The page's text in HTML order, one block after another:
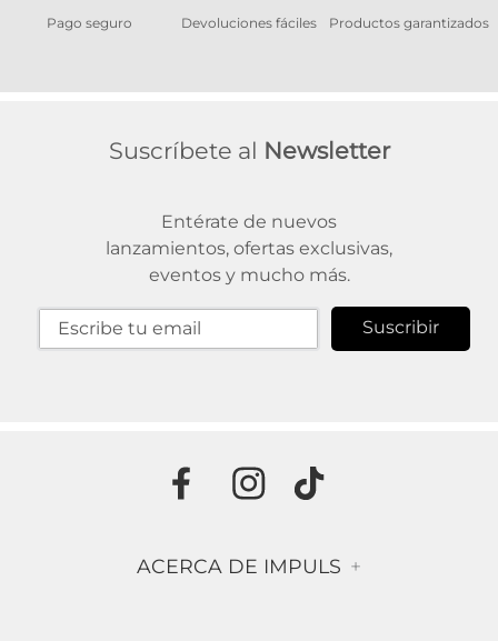
Pago seguro Devoluciones fáciles Productos garantizados
Suscríbete al Newsletter
Entérate de nuevos
lanzamientos, ofertas exclusivas,
eventos y mucho más.
Suscribir
ACERCA DE IMPULS +